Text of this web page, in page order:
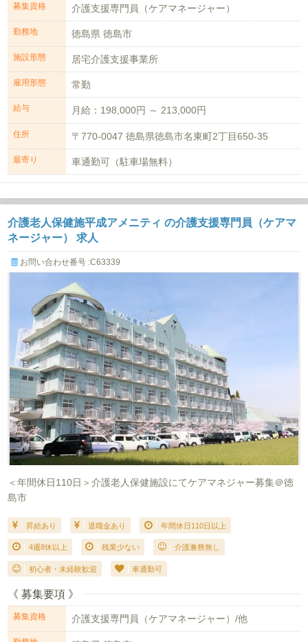
募集資格 介護支援専門員（ケアマネージャー）
勤務地 徳島県 徳島市
施設形態 居宅介護支援事業所
雇用形態 常勤
給与 月給：198,000円 ～ 213,000円
住所 〒770-0047 徳島県徳島市名東町2丁目650-35
最寄り 車通勤可（駐車場無料）
介護老人保健施平成アメニティ の介護支援専門員（ケアマ
ネージャー） 求人
お問い合わせ番号 :C63339
＜年間休日110日＞介護老人保健施設にてケアマネジャー募集＠徳
島市
昇給あり 退職金あり 年間休日110日以上
4週8休以上 残業少ない 介護兼務無し
初心者・未経験歓迎 車通勤可
《 募集要項 》
募集資格 介護支援専門員（ケアマネージャー）/他